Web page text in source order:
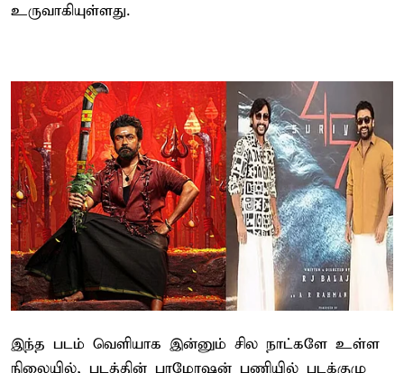
உருவாகியுள்ளது.
இந்த படம் வெளியாக இன்னும் சில நாட்களே உள்ள
நிலையில், படத்தின் புரமோஷன் பணியில் படக்குழு